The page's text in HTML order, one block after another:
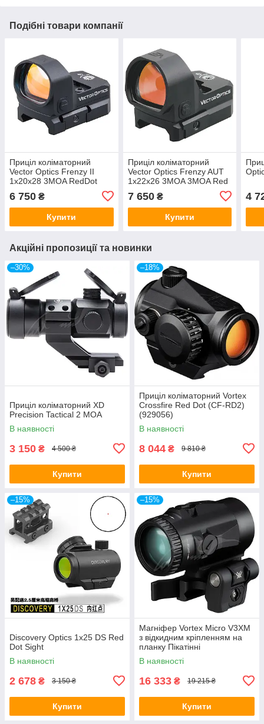
Подібні товари компанії
Приціл коліматорний
Vector Optics Frenzy II
1x20x28 3MOA RedDot
6 750 ₴
Купити
Приціл коліматорний
Vector Optics Frenzy AUT
1x22x26 3MOA 3MOA Red
7 650₴
Купити
4
Акційні пропозиції та новинки
–30%
Приціл коліматорний XD
Precision Tactical 2 МОА
В наявності
3 150 ₴ 4 500 ₴
Купити
–18%
Приціл коліматорний Vortex
Crossfire Red Dot (CF-RD2)
(929056)
В наявності
8 044 ₴ 9 810 ₴
Купити
–15%
Discovery Optics 1x25 DS Red
Dot Sight
В наявності
2 678 ₴ 3 150 ₴
Купити
–15%
Магніфер Vortex Micro V3XM
з відкидним кріпленням на
планку Пікатінні
В наявності
16 333 ₴ 19 215 ₴
Купити